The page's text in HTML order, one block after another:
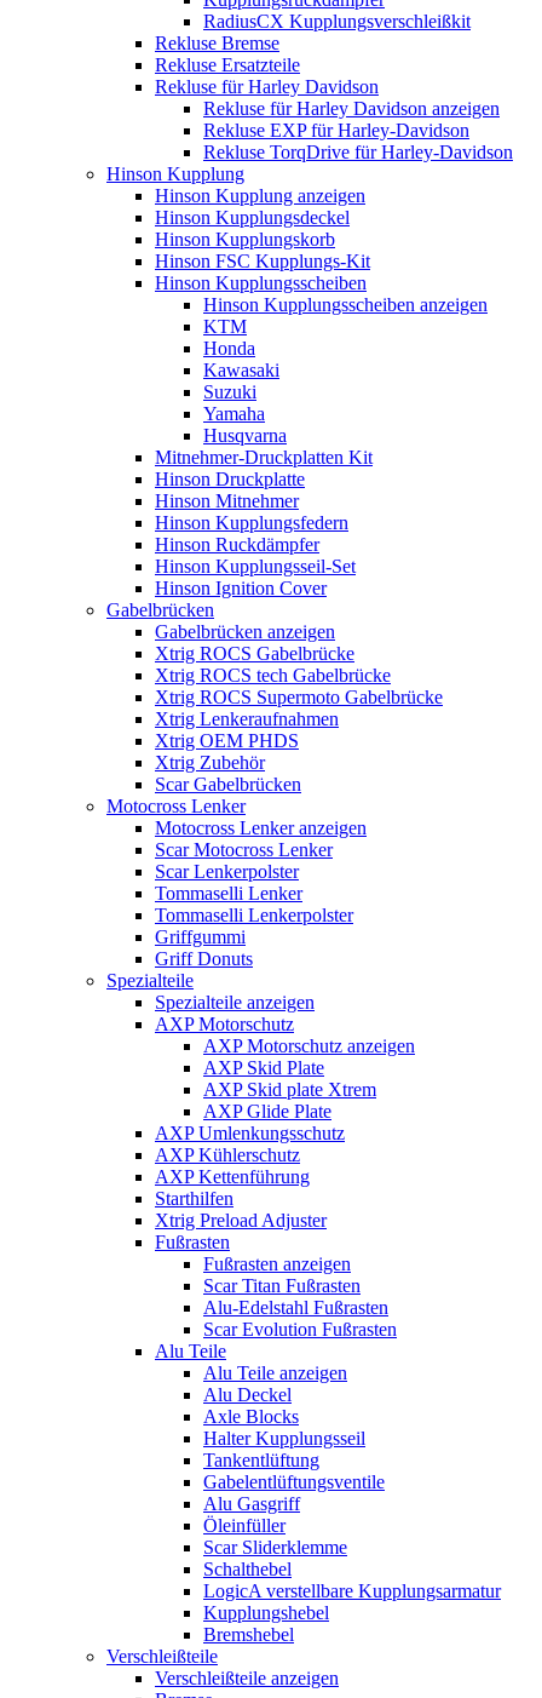
RadiusCX Kupplungsverschleißkit
Rekluse Bremse
Rekluse Ersatzteile
Rekluse für Harley Davidson
Rekluse für Harley Davidson anzeigen
Rekluse EXP für Harley-Davidson
Rekluse TorqDrive für Harley-Davidson
Hinson Kupplung
Hinson Kupplung anzeigen
Hinson Kupplungsdeckel
Hinson Kupplungskorb
Hinson FSC Kupplungs-Kit
Hinson Kupplungsscheiben
Hinson Kupplungsscheiben anzeigen
KTM
Honda
Kawasaki
Suzuki
Yamaha
Husqvarna
Mitnehmer-Druckplatten Kit
Hinson Druckplatte
Hinson Mitnehmer
Hinson Kupplungsfedern
Hinson Ruckdämpfer
Hinson Kupplungsseil-Set
Hinson Ignition Cover
Gabelbrücken
Gabelbrücken anzeigen
Xtrig ROCS Gabelbrücke
Xtrig ROCS tech Gabelbrücke
Xtrig ROCS Supermoto Gabelbrücke
Xtrig Lenkeraufnahmen
Xtrig OEM PHDS
Xtrig Zubehör
Scar Gabelbrücken
Motocross Lenker
Motocross Lenker anzeigen
Scar Motocross Lenker
Scar Lenkerpolster
Tommaselli Lenker
Tommaselli Lenkerpolster
Griffgummi
Griff Donuts
Spezialteile
Spezialteile anzeigen
AXP Motorschutz
AXP Motorschutz anzeigen
AXP Skid Plate
AXP Skid plate Xtrem
AXP Glide Plate
AXP Umlenkungsschutz
AXP Kühlerschutz
AXP Kettenführung
Starthilfen
Xtrig Preload Adjuster
Fußrasten
Fußrasten anzeigen
Scar Titan Fußrasten
Alu-Edelstahl Fußrasten
Scar Evolution Fußrasten
Alu Teile
Alu Teile anzeigen
Alu Deckel
Axle Blocks
Halter Kupplungsseil
Tankentlüftung
Gabelentlüftungsventile
Alu Gasgriff
Öleinfüller
Scar Sliderklemme
Schalthebel
LogicA verstellbare Kupplungsarmatur
Kupplungshebel
Bremshebel
Verschleißteile
Verschleißteile anzeigen